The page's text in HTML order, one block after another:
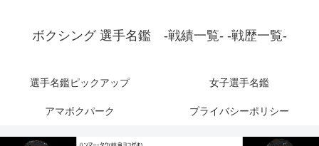
ボクシング 選手名鑑 -戦績一覧- -戦歴一覧-
選手名鑑ピックアップ 女子選手名鑑
アマボクパーク プライバシーポリシー